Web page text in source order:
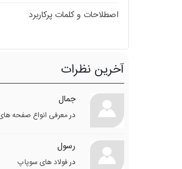
اصطلاحات و کلمات پرکاربرد
آخرین نظرات
جمال
درمعرفی انواع صفحه
رسول
درفولاد های سوپاپ